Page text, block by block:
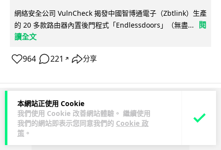
本網站正使用 Cookie
我們使用 Cookie 改善網站體驗。 繼續使用
我們的網站即表示您同意我們的 Cookie 政
策 。
網絡安全公司 VulnCheck 揭發中國智博通電子（Zbtlink）生產
的 20 多款路由器內置後門程式「Endlessdoors」（無盡...
閱
讀全文
964 221 ↗ 分享
ADVERTISEMENT